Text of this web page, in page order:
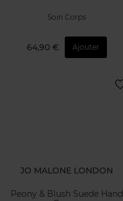
Soin Corps
64,90 € Ajouter
JO MALONE LONDON
Peony & Blush Suede Hand